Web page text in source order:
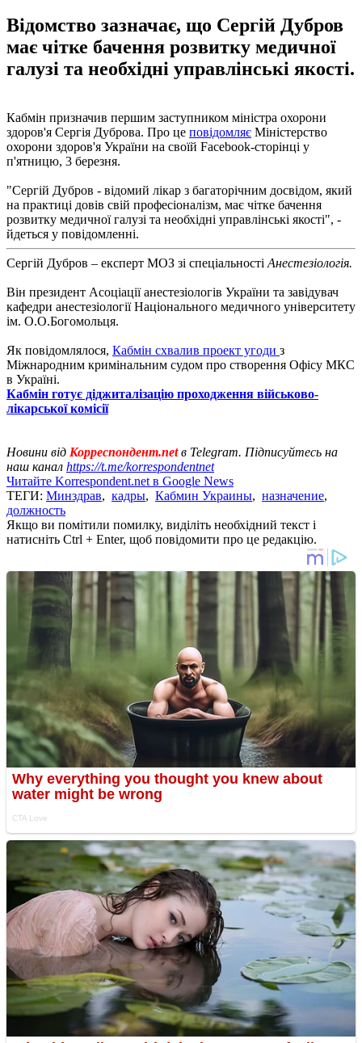
Відомство зазначає, що Сергій Дубров
має чітке бачення розвитку медичної
галузі та необхідні управлінські якості.
Кабмін призначив першим заступником міністра охорони
здоров'я Сергія Дуброва. Про це повідомляє Міністерство
охорони здоров'я України на своїй Facebook-сторінці у
п'ятницю, 3 березня.
"Сергій Дубров - відомий лікар з багаторічним досвідом, який
на практиці довів свій професіоналізм, має чітке бачення
розвитку медичної галузі та необхідні управлінські якості", -
йдеться у повідомленні.
Сергій Дубров – експерт МОЗ зі спеціальності Анестезіологія.
Він президент Асоціації анестезіологів України та завідувач
кафедри анестезіології Національного медичного університету
ім. О.О.Богомольця.
Як повідомлялося, Кабмін схвалив проект угоди з
Міжнародним кримінальним судом про створення Офісу МКС
в Україні.
Кабмін готує діджиталізацію проходження військово-
лікарської комісії
Новини від Корреспондент.netв Telegram. Підписуйтесь на
наш канал https://t.me/korrespondentnet
Читайте Korrespondent.net в Google News
ТЕГИ: Минздрав, кадры, Кабмин Украины, назначение,
должность
Якщо ви помітили помилку, виділіть необхідний текст і
натисніть Ctrl + Enter, щоб повідомити про це редакцію.